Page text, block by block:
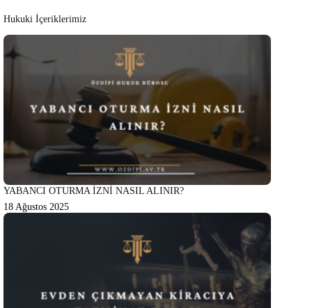
Hukuki İçeriklerimiz
YABANCI OTURMA İZNİ NASIL ALINIR?
18 Ağustos 2025